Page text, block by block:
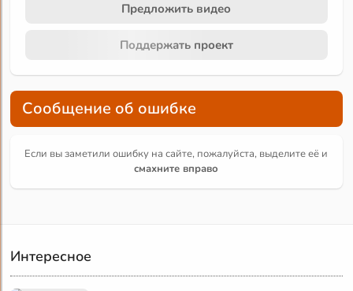
Предложить видео
Поддержать проект
Сообщение об ошибке
Если вы заметили ошибку на сайте, пожалуйста, выделите её и
смахните вправо
Интересное